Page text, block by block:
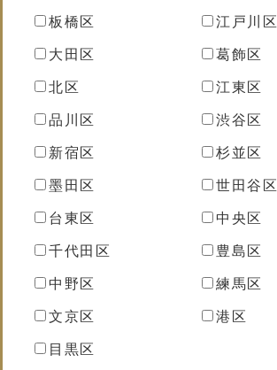
板橋区 江戸川区
大田区 葛飾区
北区 江東区
品川区 渋谷区
新宿区 杉並区
墨田区 世田谷区
台東区 中央区
千代田区 豊島区
中野区 練馬区
文京区 港区
目黒区